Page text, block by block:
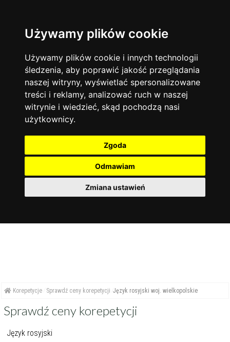
Używamy plików cookie
Używamy plików cookie i innych technologii
śledzenia, aby poprawić jakość przeglądania
naszej witryny, wyświetlać spersonalizowane
treści i reklamy, analizować ruch w naszej
witrynie i wiedzieć, skąd pochodzą nasi
użytkownicy.
Zgoda
Odmawiam
Zmiana ustawień
Język angielski 13744
Matematyka 12927
Chemia 4886
Język niemiecki 4307
Język polski 3426
Fizyka
Język francuski
Warszawa
Korepetycje
Online
14835
Kraków 7753
Wrocław
Łódź 3511
Gdańsk 2075
zakres dni
Wtorek
Środa
Czwartek
Piątek
Sobota
Niedziela
więcej filtrów Filtruj
Korepetycje Sprawdź ceny korepetycji Język rosyjski woj. wielkopolskie
Sprawdź ceny korepetycji